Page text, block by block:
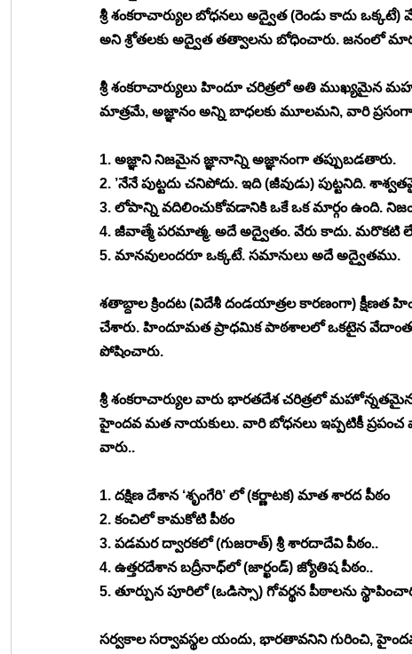
శ్రీ శంకరాచార్యుల బోధనలు అద్వైత (రెండు కాదు
అని శ్రోతలకు అద్వైత తత్వాలను బోధించారు. జనంలో
శ్రీ శంకరాచార్యులు హిందూ చరిత్రలో అతి ముఖ్యమైన
మాత్రమే, అజ్ఞానం అన్ని బాధలకు మూలమని, వారి
1. అజ్ఞాని నిజమైన జ్ఞానాన్ని అజ్ఞానంగా తప్పుబడతారు.
2. ’నేనే పుట్టదు చనిపోదు. ఇది (జీవుడు) పుట్టనిది.
3. లోపాన్ని వదిలించుకోవడానికి ఒకే ఒక మార్గం ఉంది.
4. జీవాత్మే పరమాత్మ. అదే అద్వైతం. వేరు కాదు. మరొకటి
5. మానవులందరూ ఒక్కటే. సమానులు అదే అద్వైతము.
శతాబ్దాల క్రిందట (విదేశీ దండయాత్రల కారణంగా) క్షీణత
చేశారు. హిందూమత ప్రాధమిక పాఠశాలలో ఒకటైన వేదాంత
పోషించారు.
శ్రీ శంకరాచార్యుల వారు భారతదేశ చరిత్రలో
హైందవ మత నాయకులు. వారి బోధనలు ఇప్పటికీ
వారు..
1. దక్షిణ దేశాన ‘శృంగేరి’ లో (కర్ణాటక) మాత శారద పీఠం
2. కంచిలో కామకోటి పీఠం
3. పడమర ద్వారకలో (గుజరాత్) శ్రీ శారదాదేవి పీఠం..
4. ఉత్తరదేశాన బద్రీనాధ్‍లో (జార్ఖండ్) జ్యోతిష పీఠం..
5. తూర్పున పూరిలో (ఒడిస్సా) గోవర్థన పీఠాలను
సర్వకాల సర్వావస్థల యందు, భారతావనిని గురించి,